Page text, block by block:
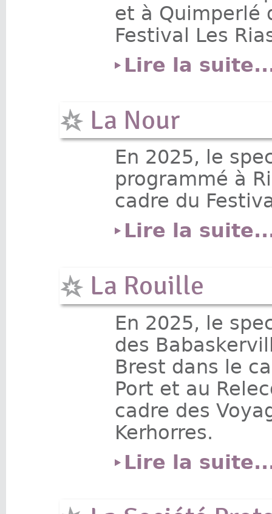
et à Quimperlé
Festival Les
Lire la
La Nour
En 2025, le
programmé à
cadre du
Lire la
La Rouille
En 2025, le
des
Brest dans le
Port et au
cadre des
Kerhorres.
Lire la